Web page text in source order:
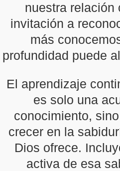
nuestra relación
invitación a
más
profundidad puede
El aprendizaje
es solo una
conocimiento,
crecer en la
Dios ofrece.
activa de esa